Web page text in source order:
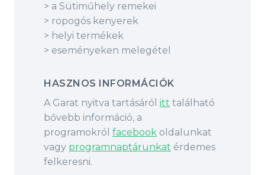
> a Sütiműhely remekei
> ropogós kenyerek
> helyi termékek
> eseményeken melegétel
HASZNOS INFORMÁCIÓK
A Garat nyitva tartásáról itt található
bővebb információ, a
programokról facebook oldalunkat
vagy programnaptárunkat érdemes
felkeresni.